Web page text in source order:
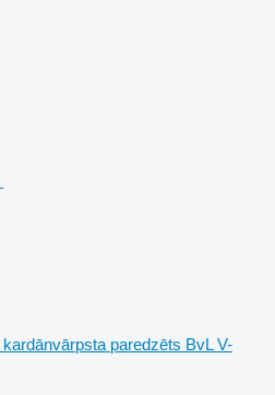
kardānvārpsta paredzēts BvL V-